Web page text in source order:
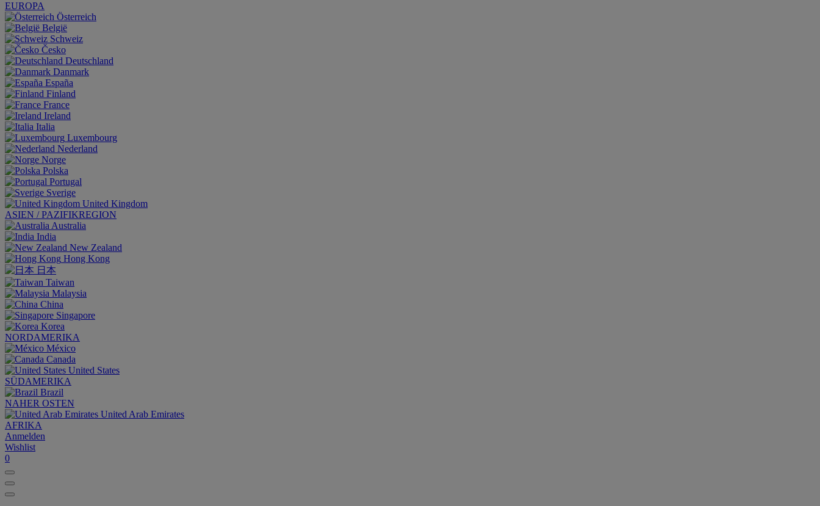
EUROPA
Österreich
België
Schweiz
Česko
Deutschland
Danmark
España
Finland
France
Ireland
Italia
Luxembourg
Nederland
Norge
Polska
Portugal
Sverige
United Kingdom
ASIEN / PAZIFIKREGION
Australia
India
New Zealand
Hong Kong
日本
Taiwan
Malaysia
China
Singapore
Korea
NORDAMERIKA
México
Canada
United States
SÜDAMERIKA
Brazil
NAHER OSTEN
United Arab Emirates
AFRIKA
Anmelden
Wishlist
0